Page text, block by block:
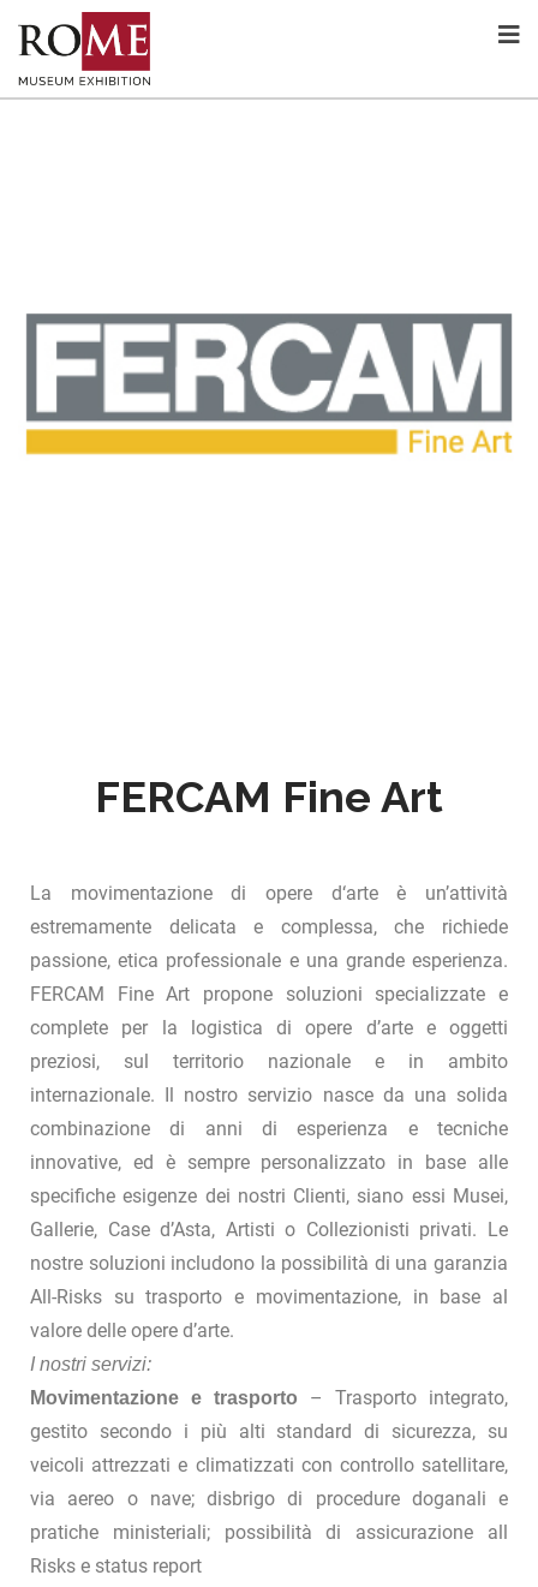
FERCAM Fine Art
La movimentazione di opere d‘arte è un’attività
estremamente delicata e complessa, che richiede
passione, etica professionale e una grande esperienza.
FERCAM Fine Art propone soluzioni specializzate e
complete per la logistica di opere d’arte e oggetti
preziosi, sul territorio nazionale e in ambito
internazionale. Il nostro servizio nasce da una solida
combinazione di anni di esperienza e tecniche
innovative, ed è sempre personalizzato in base alle
specifiche esigenze dei nostri Clienti, siano essi Musei,
Gallerie, Case d’Asta, Artisti o Collezionisti privati. Le
nostre soluzioni includono la possibilità di una garanzia
All-Risks su trasporto e movimentazione, in base al
valore delle opere d’arte.
I nostri servizi:
Movimentazione e trasporto
– Trasporto integrato,
gestito secondo i più alti standard di sicurezza, su
veicoli attrezzati e climatizzati con controllo satellitare,
via aereo o nave; disbrigo di procedure doganali e
pratiche ministeriali; possibilità di assicurazione all
Risks e status report